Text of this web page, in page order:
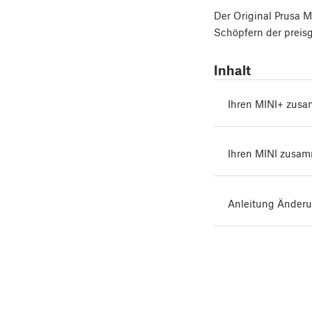
Der Original Prusa
Schöpfern der
Inhalt
Ihren MINI+
Ihren MINI
Anleitung